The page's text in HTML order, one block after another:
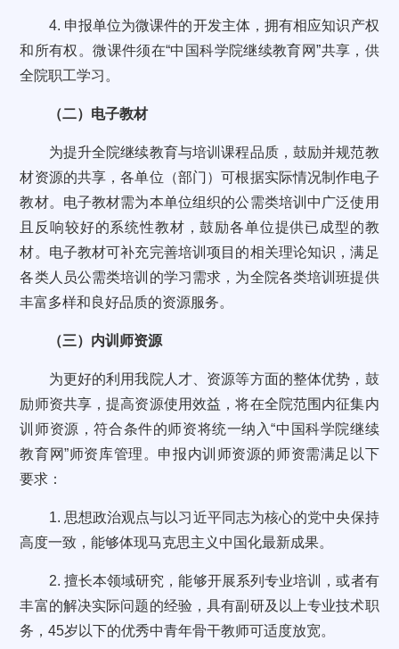
4. 申报单位为微课件的开发主体，拥有相应知识产权
和所有权。微课件须在“中国科学院继续教育网”共享，供
全院职工学习。
（二）电子教材
为提升全院继续教育与培训课程品质，鼓励并规范教
材资源的共享，各单位（部门）可根据实际情况制作电子
教材。电子教材需为本单位组织的公需类培训中广泛使用
且反响较好的系统性教材，鼓励各单位提供已成型的教
材。电子教材可补充完善培训项目的相关理论知识，满足
各类人员公需类培训的学习需求，为全院各类培训班提供
丰富多样和良好品质的资源服务。
（三）内训师资源
为更好的利用我院人才、资源等方面的整体优势，鼓
励师资共享，提高资源使用效益，将在全院范围内征集内
训师资源，符合条件的师资将统一纳入“中国科学院继续
教育网”师资库管理。申报内训师资源的师资需满足以下
要求：
1. 思想政治观点与以习近平同志为核心的党中央保持
高度一致，能够体现马克思主义中国化最新成果。
2. 擅长本领域研究，能够开展系列专业培训，或者有
丰富的解决实际问题的经验，具有副研及以上专业技术职
务，45岁以下的优秀中青年骨干教师可适度放宽。